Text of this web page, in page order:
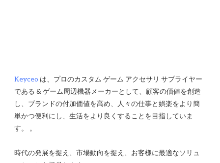
Keyceo は、プロのカスタム ゲーム アクセサリ サプライヤー
である & ゲーム周辺機器メーカーとして、顧客の価値を創造
し、ブランドの付加価値を高め、人々の仕事と娯楽をより簡
単かつ便利にし、生活をより良くすることを目指していま
時代の発展を捉え、市場動向を捉え、お客様に最適なソリュ